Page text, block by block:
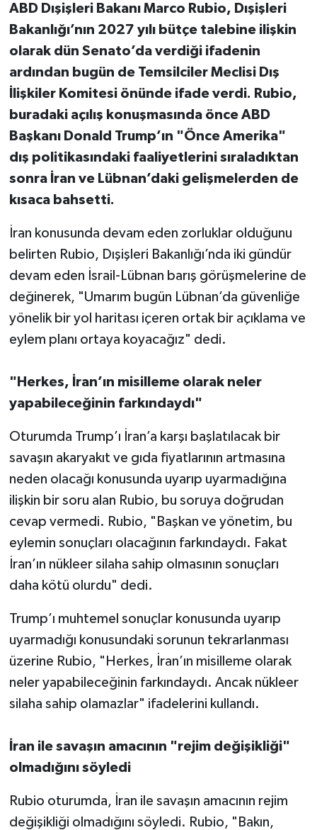
ABD Dışişleri Bakanı Marco Rubio, Dışişleri
Bakanlığı’nın 2027 yılı bütçe talebine ilişkin
olarak dün Senato’da verdiği ifadenin
ardından bugün de Temsilciler Meclisi Dış
İlişkiler Komitesi önünde ifade verdi. Rubio,
buradaki açılış konuşmasında önce ABD
Başkanı Donald Trump’ın "Önce Amerika"
dış politikasındaki faaliyetlerini sıraladıktan
sonra İran ve Lübnan’daki gelişmelerden de
kısaca bahsetti.
İran konusunda devam eden zorluklar olduğunu
belirten Rubio, Dışişleri Bakanlığı’nda iki gündür
devam eden İsrail-Lübnan barış görüşmelerine de
değinerek, "Umarım bugün Lübnan’da güvenliğe
yönelik bir yol haritası içeren ortak bir açıklama ve
eylem planı ortaya koyacağız" dedi.
"Herkes, İran’ın misilleme olarak neler
yapabileceğinin farkındaydı"
Oturumda Trump’ı İran’a karşı başlatılacak bir
savaşın akaryakıt ve gıda fiyatlarının artmasına
neden olacağı konusunda uyarıp uyarmadığına
ilişkin bir soru alan Rubio, bu soruya doğrudan
cevap vermedi. Rubio, "Başkan ve yönetim, bu
eylemin sonuçları olacağının farkındaydı. Fakat
İran’ın nükleer silaha sahip olmasının sonuçları
daha kötü olurdu" dedi.
Trump’ı muhtemel sonuçlar konusunda uyarıp
uyarmadığı konusundaki sorunun tekrarlanması
üzerine Rubio, "Herkes, İran’ın misilleme olarak
neler yapabileceğinin farkındaydı. Ancak nükleer
silaha sahip olamazlar" ifadelerini kullandı.
İran ile savaşın amacının "rejim değişikliği"
olmadığını söyledi
Rubio oturumda, İran ile savaşın amacının rejim
değişikliği olmadığını söyledi. Rubio, "Bakın,